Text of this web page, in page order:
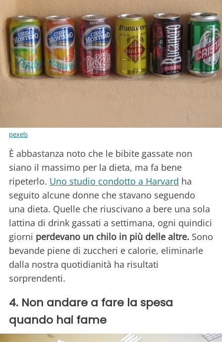
pexels
È abbastanza noto che le bibite gassate non
siano il massimo per la dieta, ma fa bene
ripeterlo. Uno studio condotto a Harvard ha
seguito alcune donne che stavano seguendo
una dieta. Quelle che riuscivano a bere una sola
lattina di drink gassati a settimana, ogni quindici
giorni perdevano un chilo in più delle altre. Sono
bevande piene di zuccheri e calorie, eliminarle
dalla nostra quotidianità ha risultati
sorprendenti.
4. Non andare a fare la spesa
quando hai fame